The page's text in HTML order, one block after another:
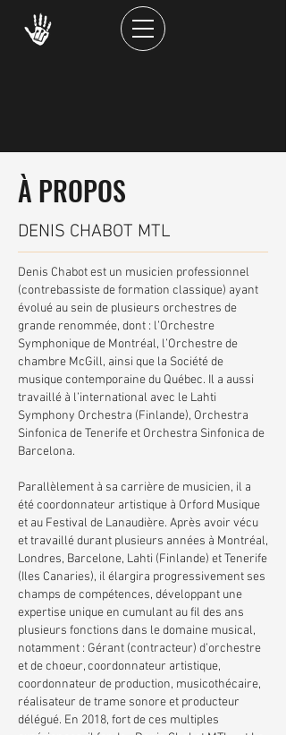
À PROPOS
DENIS CHABOT MTL
Denis Chabot est un musicien professionnel
(contrebassiste de formation classique) ayant
évolué au sein de plusieurs orchestres de
grande renommée, dont : l’Orchestre
Symphonique de Montréal, l’Orchestre de
chambre McGill, ainsi que la Société de
musique contemporaine du Québec. Il a aussi
travaillé à l’international avec le Lahti
Symphony Orchestra (Finlande), Orchestra
Sinfonica de Tenerife et Orchestra Sinfonica de
Barcelona.
Parallèlement à sa carrière de musicien, il a
été coordonnateur artistique à Orford Musique
et au Festival de Lanaudière. Après avoir vécu
et travaillé durant plusieurs années à Montréal,
Londres, Barcelone, Lahti (Finlande) et Tenerife
(Iles Canaries), il élargira progressivement ses
champs de compétences, développant une
expertise unique en cumulant au fil des ans
plusieurs fonctions dans le domaine musical,
notamment : Gérant (contracteur) d’orchestre
et de choeur, coordonnateur artistique,
coordonnateur de production, musicothécaire,
réalisateur de trame sonore et producteur
délégué. En 2018, fort de ces multiples